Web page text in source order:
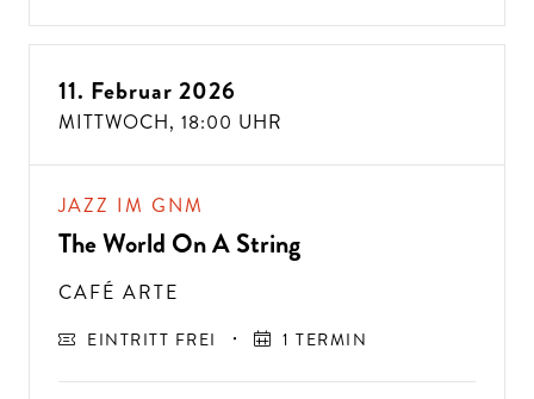
11. Februar 2026
MITTWOCH, 18:00 UHR
JAZZ IM GNM
The World On A String
CAFÉ ARTE
EINTRITT FREI 1 TERMIN